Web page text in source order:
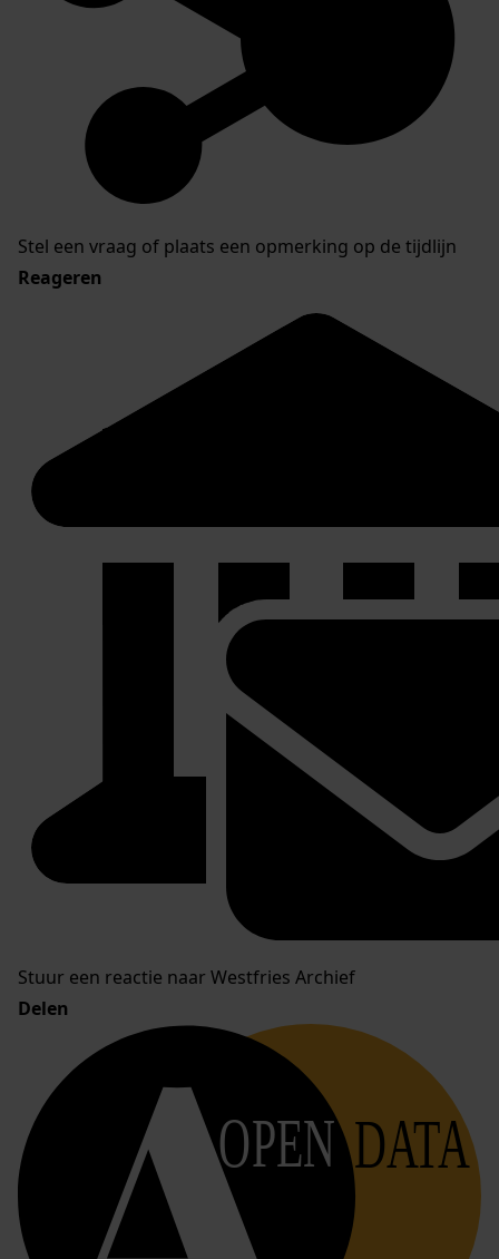
Stel een vraag of plaats een opmerking op de tijdlijn
Reageren
Stuur een reactie naar Westfries Archief
Delen
OPEN DATA